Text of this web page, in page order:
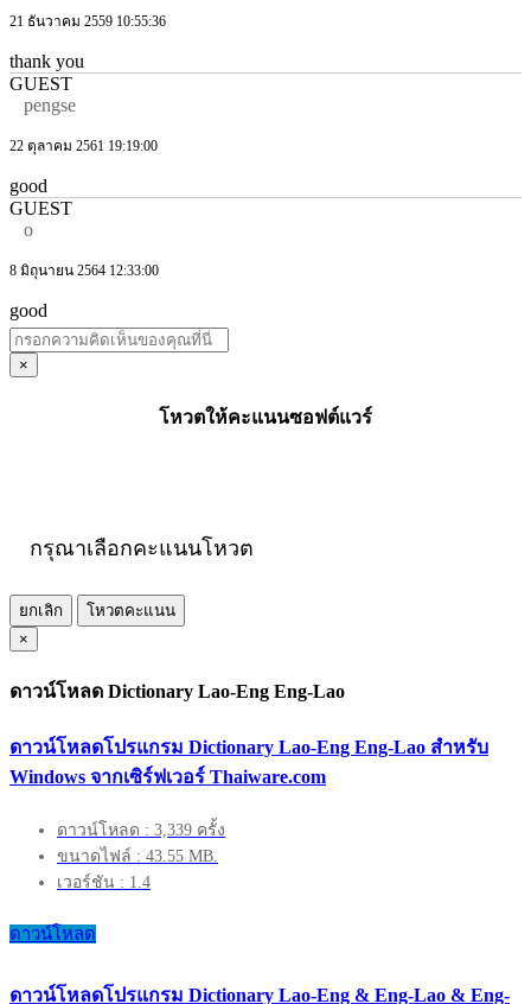
21 ธันวาคม 2559 10:55:36
thank you
GUEST
pengse
22 ตุลาคม 2561 19:19:00
good
GUEST
o
8 มิถุนายน 2564 12:33:00
good
×
โหวตให้คะแนนซอฟต์แวร์
กรุณาเลือกคะแนนโหวต
ยกเลิก
โหวตคะแนน
×
ดาวน์โหลด Dictionary Lao-Eng Eng-Lao
ดาวน์โหลดโปรแกรม Dictionary Lao-Eng Eng-Lao สำหรับ
Windows จากเซิร์ฟเวอร์ Thaiware.com
ดาวน์โหลด : 3,339 ครั้ง
ขนาดไฟล์ : 43.55 MB.
เวอร์ชัน : 1.4
ดาวน์โหลด
ดาวน์โหลดโปรแกรม Dictionary Lao-Eng & Eng-Lao & Eng-